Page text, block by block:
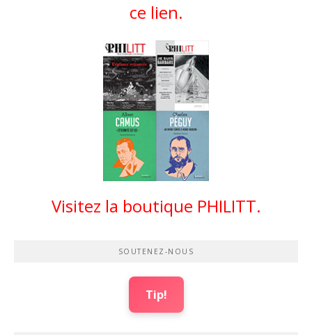
ce lien.
Visitez la boutique PHILITT.
SOUTENEZ-NOUS
Tip!